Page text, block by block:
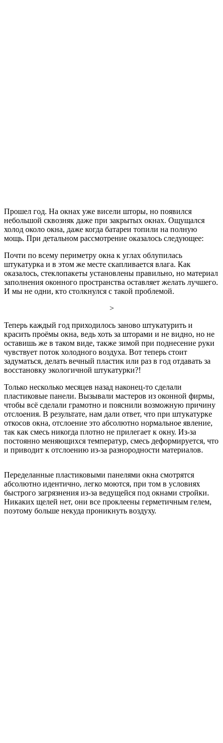
Прошел год. На окнах уже висели шторы, но появился
небольшой сквозняк даже при закрытых окнах. Ощущался
холод около окна, даже когда батареи топили на полную
мощь. При детальном рассмотрение оказалось следующее:
Почти по всему периметру окна к углах облупилась
штукатурка и в этом же месте скапливается влага. Как
оказалось, стеклопакеты установлены правильно, но материал
заполнения оконного пространства оставляет желать лучшего.
И мы не одни, кто столкнулся с такой проблемой.
>
Теперь каждый год приходилось заново штукатурить и
красить проёмы окна, ведь хоть за шторами и не видно, но не
оставишь же в таком виде, также зимой при поднесение руки
чувствует поток холодного воздуха. Вот теперь стоит
задуматься, делать вечный пластик или раз в год отдавать за
восстановку экологичной штукатурки?!
Только несколько месяцев назад наконец-то сделали
пластиковые панели. Вызывали мастеров из оконной фирмы,
чтобы всё сделали грамотно и пояснили возможную причину
отслоения. В результате, нам дали ответ, что при штукатурке
откосов окна, отслоение это абсолютно нормальное явление,
так как смесь никогда плотно не прилегает к окну. Из-за
постоянно меняющихся температур, смесь деформируется, что
и приводит к отслоению из-за разнородности материалов.
Переделанные пластиковыми панелями окна смотрятся
абсолютно идентично, легко моются, при том в условиях
быстрого загрязнения из-за ведущейся под окнами стройки.
Никаких щелей нет, они все проклеены герметичным гелем,
поэтому больше некуда проникнуть воздуху.